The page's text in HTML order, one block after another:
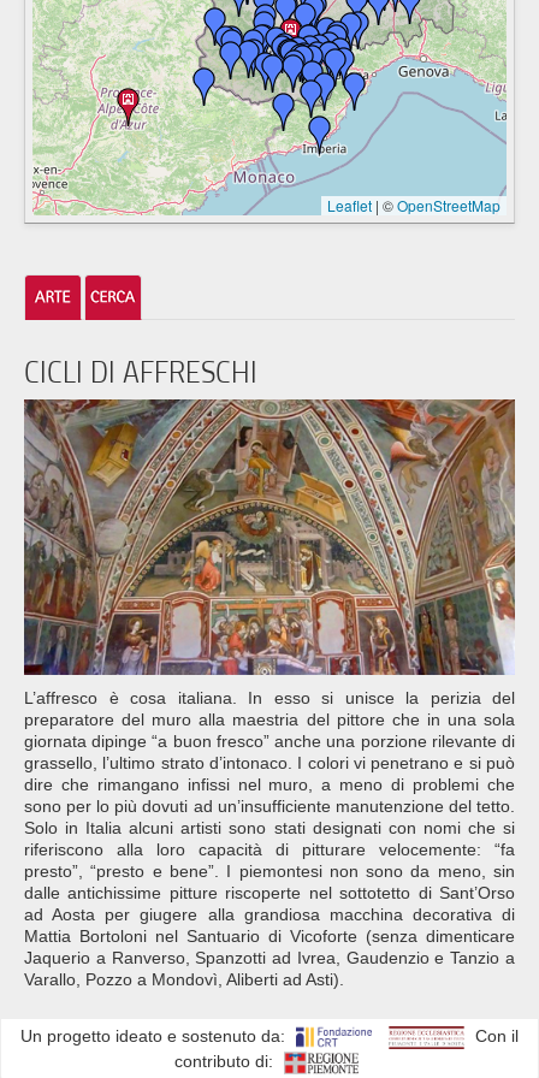
Leaflet | ©OpenStreetMap
CICLI DI AFFRESCHI
L’affresco è cosa italiana. In esso si unisce la perizia del
preparatore del muro alla maestria del pittore che in una sola
giornata dipinge “a buon fresco” anche una porzione rilevante di
grassello, l’ultimo strato d’intonaco. I colori vi penetrano e si può
dire che rimangano infissi nel muro, a meno di problemi che
sono per lo più dovuti ad un’insufficiente manutenzione del tetto.
Solo in Italia alcuni artisti sono stati designati con nomi che si
riferiscono alla loro capacità di pitturare velocemente: “fa
presto”, “presto e bene”. I piemontesi non sono da meno, sin
dalle antichissime pitture riscoperte nel sottotetto di Sant’Orso
ad Aosta per giugere alla grandiosa macchina decorativa di
Mattia Bortoloni nel Santuario di Vicoforte (senza dimenticare
Jaquerio a Ranverso, Spanzotti ad Ivrea, Gaudenzio e Tanzio a
Varallo, Pozzo a Mondovì, Aliberti ad Asti).
Un progetto ideato e sostenuto da:
Con il
contributo di: